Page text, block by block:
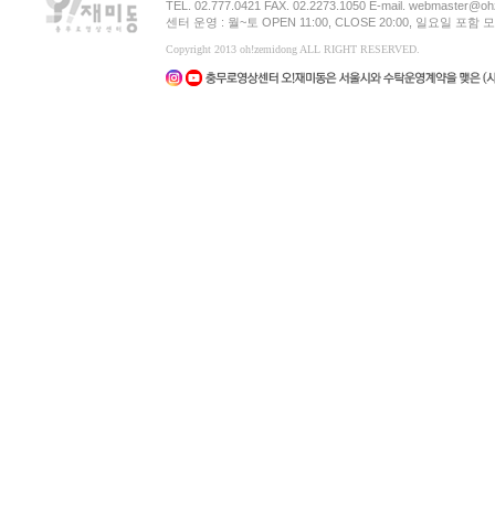
TEL. 02.777.0421 FAX. 02.2273.1050 E-mail.
센터 운영 : 월~토 OPEN 11:00, CLOSE 20:00, 일요일 포함
Copyright 2013 oh!zemidong ALL RIGHT RESERVED.